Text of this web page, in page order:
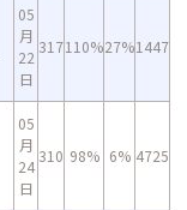
05
月
22
日
317110%27%1447
05
月
24
日
310 98% 6% 4725